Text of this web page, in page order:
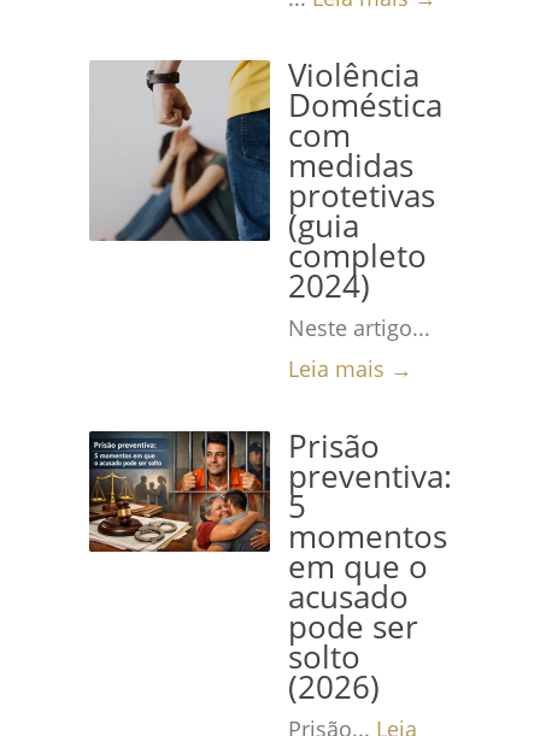
Violência
Doméstica
com
medidas
protetivas
(guia
completo
2024)
Neste artigo...
Leia mais →
Prisão
preventiva:
5
momentos
em que o
acusado
pode ser
solto
(2026)
Prisão... Leia